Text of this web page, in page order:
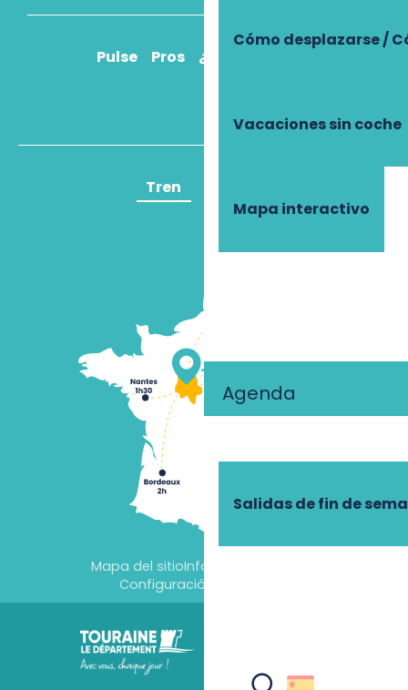
Cómo desplazarse /
Vacaciones sin coche
Mapa interactivo
Agenda
Salidas de fin de
Pulse Pros ¿Cómo llegar?
Tren
Mapa del sitioInformación jurídica
Configuración de cookies